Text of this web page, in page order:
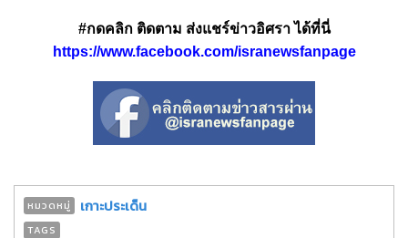
#กดคลิก ติดตาม ส่งแชร์ข่าวอิศรา ได้ที่นี่
https://www.facebook.com/isranewsfanpage
หมวดหมู่ เกาะประเด็น
TAGS